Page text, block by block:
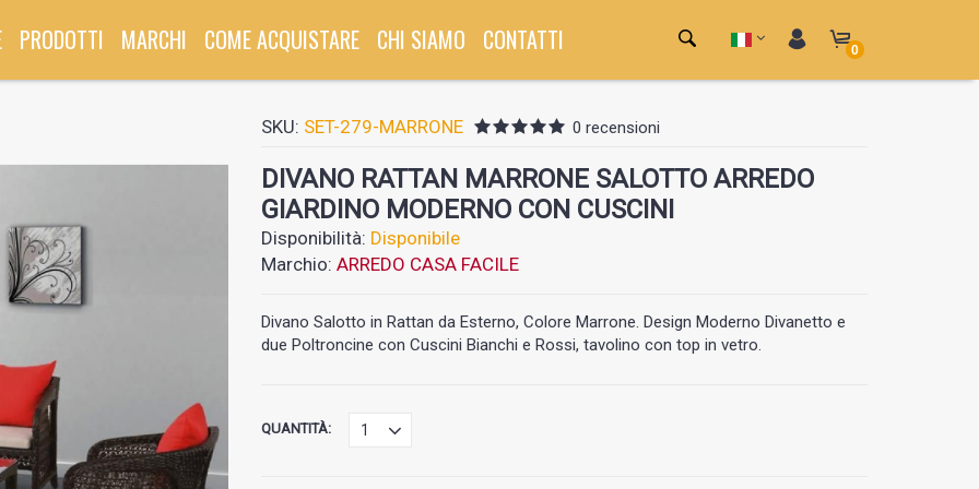
0
PRODOTTI MARCHI COME ACQUISTARE CHI SIAMO CONTATTI
SKU: SET-279-MARRONE 0 recensioni
DIVANO RATTAN MARRONE SALOTTO ARREDO
GIARDINO MODERNO CON CUSCINI
Disponibilità: Disponibile
Marchio: ARREDO CASA FACILE
Divano Salotto in Rattan da Esterno, Colore Marrone. Design Moderno Divanetto e
due Poltroncine con Cuscini Bianchi e Rossi, tavolino con top in vetro.
QUANTITÀ: